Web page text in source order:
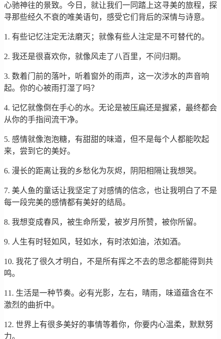
心驰神往的景致。今日，就让我们一同踏上这寻美的旅程，探
寻那些经久不衰的唯美语句，感受它们背后的深情与诗意。
1. 有些记忆注定无法磨灭；就像有些人注定是不可替代的。
2. 我还是很喜欢你，就像风走了八百里，不问归期。
3. 数着门前的落叶，听着窗外的雨声，这一次涉水的声音响
起。你的心被雨打湿了吗？
4. 记忆就像倒在手心的水。无论是被压扁还是握紧，最终都会
从你的手指间流干净。
5. 感情就像泡泡糖，有甜甜的味道，但不是每个人都能吹起
来，尝到它的美好。
6. 漫长的距离让我的乡愁化为灰烬，阴阳相隔让我想哭。
7. 美人鱼的童话让我坚定了对感情的信念，也让我明白了不是
每一段完美的感情都有美好的结局。
8. 我想变成春风，被生命所爱，被岁月所赞，被你所留。
9. 人生有时轻如风，轻如水，有时浓如油，浓如酒。
10. 我花了很久才明白，不是所有挥之不去的思念都能得到共
鸣。
11. 生活是一种节奏。必有光影，左右，晴雨，味道蕴含在不
激烈的曲折中。
12. 世界上有很多美好的事情等着你，你要内心温柔，默默努
力。